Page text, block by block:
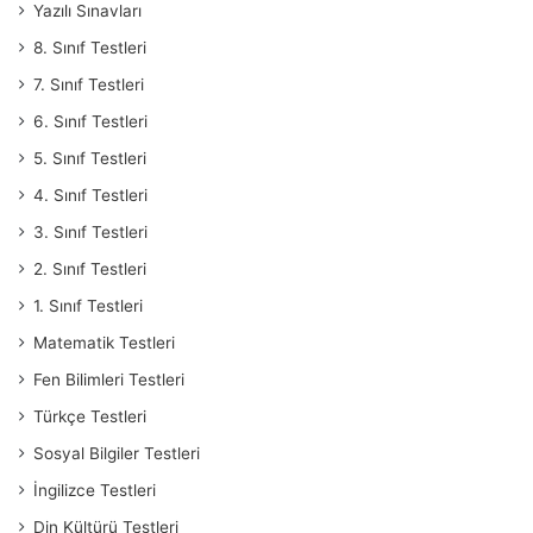
Yazılı Sınavları
8. Sınıf Testleri
7. Sınıf Testleri
6. Sınıf Testleri
5. Sınıf Testleri
4. Sınıf Testleri
3. Sınıf Testleri
2. Sınıf Testleri
1. Sınıf Testleri
Matematik Testleri
Fen Bilimleri Testleri
Türkçe Testleri
Sosyal Bilgiler Testleri
İngilizce Testleri
Din Kültürü Testleri